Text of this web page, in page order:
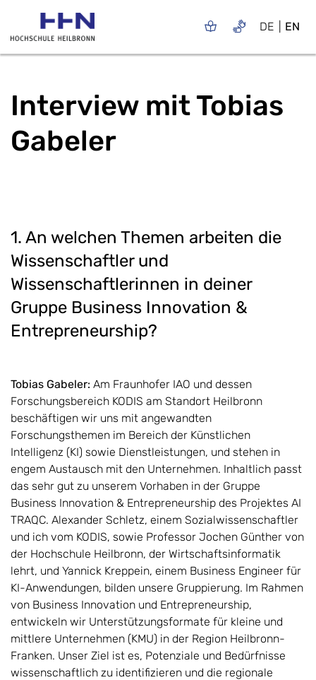
DE EN
Interview mit Tobias
Gabeler
1. An welchen Themen arbeiten die
Wissenschaftler und
Wissenschaftlerinnen in deiner
Gruppe Business Innovation &
Entrepreneurship?
Tobias Gabeler: Am Fraunhofer IAO und dessen
Forschungsbereich KODIS am Standort Heilbronn
beschäftigen wir uns mit angewandten
Forschungsthemen im Bereich der Künstlichen
Intelligenz (KI) sowie Dienstleistungen, und stehen in
engem Austausch mit den Unternehmen. Inhaltlich passt
das sehr gut zu unserem Vorhaben in der Gruppe
Business Innovation & Entrepreneurship des Projektes AI
TRAQC. Alexander Schletz, einem Sozialwissenschaftler
und ich vom KODIS, sowie Professor Jochen Günther von
der Hochschule Heilbronn, der Wirtschaftsinformatik
lehrt, und Yannick Kreppein, einem Business Engineer für
KI-Anwendungen, bilden unsere Gruppierung. Im Rahmen
von Business Innovation und Entrepreneurship,
entwickeln wir Unterstützungsformate für kleine und
mittlere Unternehmen (KMU) in der Region Heilbronn-
Franken. Unser Ziel ist es, Potenziale und Bedürfnisse
wissenschaftlich zu identifizieren und die regionale